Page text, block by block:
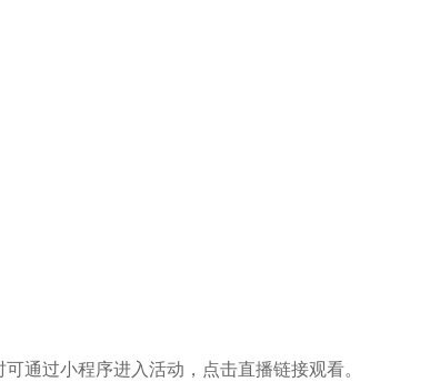
通过小程序进入活动，点击直播链接观看。